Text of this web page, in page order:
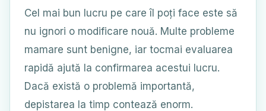
Cel mai bun lucru pe care îl poți face este să
nu ignori o modificare nouă. Multe probleme
mamare sunt benigne, iar tocmai evaluarea
rapidă ajută la confirmarea acestui lucru.
Dacă există o problemă importantă,
depistarea la timp contează enorm.